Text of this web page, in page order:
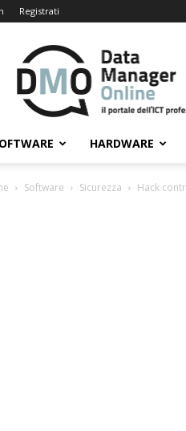
Registrati
Data
Manager
Online
HARDWARE
Software Sicurezza Hack